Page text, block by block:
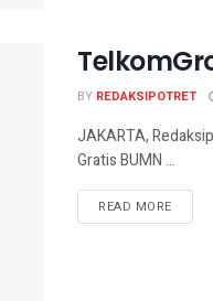
BY REDAKSIPOTRET
JAKARTA,
Gratis BUMN ...
READ MORE